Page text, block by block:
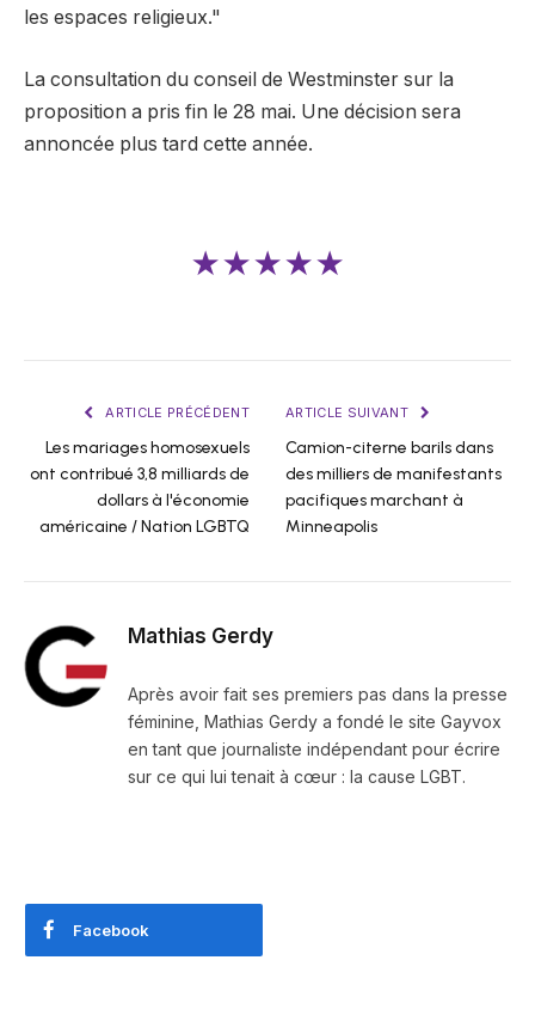
les espaces religieux."
La consultation du conseil de Westminster sur la
proposition a pris fin le 28 mai. Une décision sera
annoncée plus tard cette année.
★★★★★
ARTICLE PRÉCÉDENT
Les mariages homosexuels
ont contribué 3,8 milliards de
dollars à l'économie
américaine / Nation LGBTQ
ARTICLE SUIVANT
Camion-citerne barils dans
des milliers de manifestants
pacifiques marchant à
Minneapolis
Mathias Gerdy
Après avoir fait ses premiers pas dans la presse
féminine, Mathias Gerdy a fondé le site Gayvox
en tant que journaliste indépendant pour écrire
sur ce qui lui tenait à cœur : la cause LGBT.
Facebook